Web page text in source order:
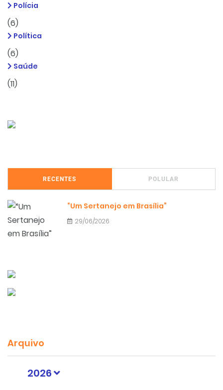
Polícia
(6)
Política
(6)
Saúde
(11)
RECENTES POLULAR
“Um Sertanejo em Brasília”
29/06/2026
Arquivo
2026